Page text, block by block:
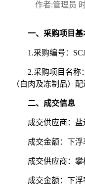
作者:管理员
一、采购项目基
1.采购编号：
2.采购项目名称
（白肉及冻制品）
二、成交信息
成交供应商：
成交金额：下浮
成交供应商：
成交金额：下浮